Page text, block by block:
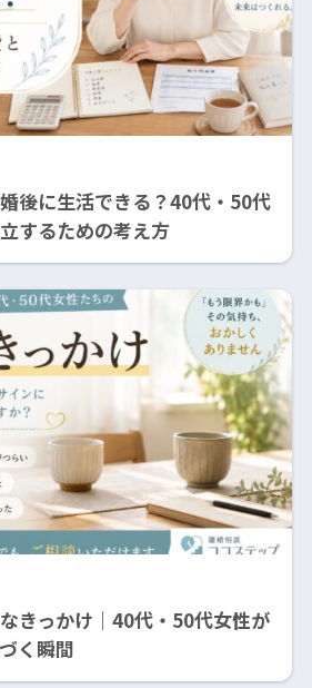
後に生活できる？40代・50代
するための考え方
きっかけ｜40代・50代女性が
く瞬間